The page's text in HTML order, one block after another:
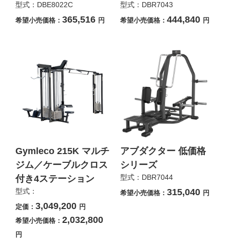
型式：DBE8022C
希望小売価格： 365,516 円
型式：DBR7043
希望小売価格： 444,840 円
Gymleco 215K マルチ
ジム／ケーブルクロス
付き4ステーション
型式：
定価： 3,049,200 円
希望小売価格： 2,032,800
円
アブダクター 低価格
シリーズ
型式：DBR7044
希望小売価格： 315,040 円